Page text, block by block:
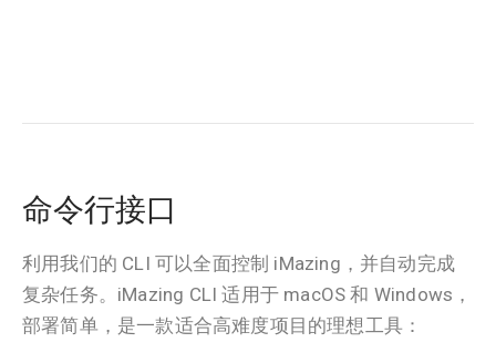
命令行接口
利用我们的 CLI 可以全面控制 iMazing，并自动完成
复杂任务。iMazing CLI 适用于 macOS 和 Windows，
部署简单，是一款适合高难度项目的理想工具：